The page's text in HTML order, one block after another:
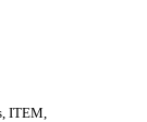
ITEM,